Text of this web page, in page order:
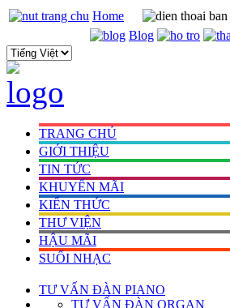
Home
Blog
TRANG CHỦ
GIỚI THIỆU
TIN TỨC
KHUYẾN MÃI
KIẾN THỨC
THƯ VIỆN
HẬU MÃI
SUỐI NHẠC
TƯ VẤN ĐÀN PIANO
TƯ VẤN ÐÀN ORGAN